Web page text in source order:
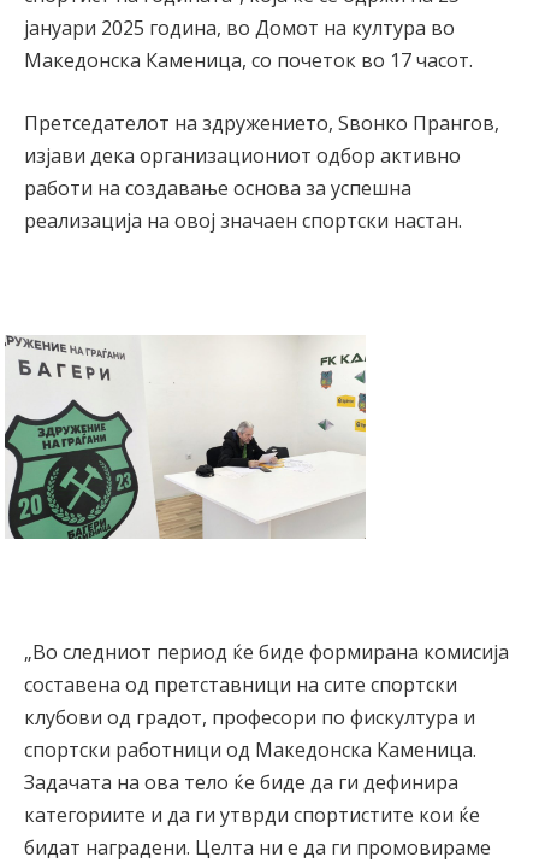
јануари 2025 година, во Домот на култура во
Македонска Каменица, со почеток во 17 часот.
Претседателот на здружението, Ѕвонко Прангов,
изјави дека организациониот одбор активно
работи на создавање основа за успешна
реализација на овој значаен спортски настан.
„Во следниот период ќе биде формирана комисија
составена од претставници на сите спортски
клубови од градот, професори по фискултура и
спортски работници од Македонска Каменица.
Задачата на ова тело ќе биде да ги дефинира
категориите и да ги утврди спортистите кои ќе
бидат наградени. Целта ни е да ги промовираме